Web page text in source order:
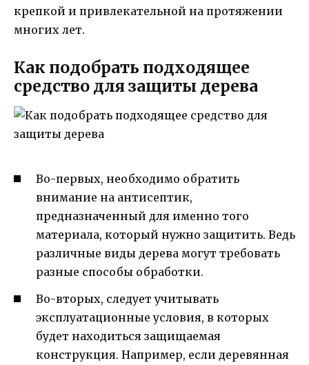
крепкой и привлекательной на протяжении
многих лет.
Как подобрать подходящее
средство для защиты дерева
Во-первых, необходимо обратить
внимание на антисептик,
предназначенный для именно того
материала, который нужно защитить. Ведь
различные виды дерева могут требовать
разные способы обработки.
Во-вторых, следует учитывать
эксплуатационные условия, в которых
будет находиться защищаемая
конструкция. Например, если деревянная